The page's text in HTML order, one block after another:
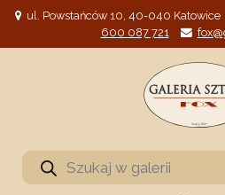
ul. Powstańców 10, 40-040 Katowice
600 087 721
Wyszukiwarka
produktów